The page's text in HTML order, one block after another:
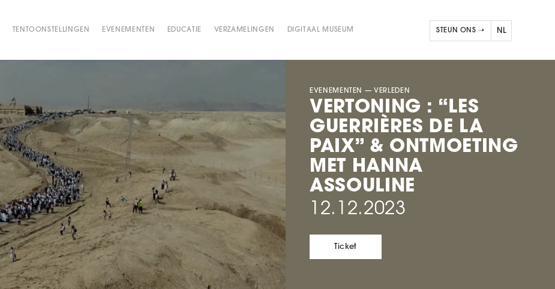
TENTOONSTELLINGEN EVENEMENTEN EDUCATIE VERZAMELINGEN DIGITAAL MUSEUM STEUN ONS ➝ NL
EVENEMENTEN — VERLEDEN
VERTONING : “LES
GUERRIÈRES DE LA
PAIX” & ONTMOETING
MET HANNA
ASSOULINE
12.12.2023
Ticket